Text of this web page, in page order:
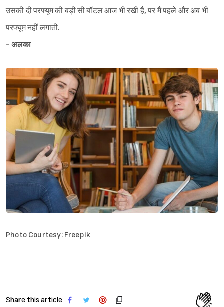
उसकी दी परफ्यूम की बड़ी सी बॉटल आज भी रखी है, पर मैं पहले और अब भी
परफ्यूम नहीं लगाती.
- अलका
Photo Courtesy: Freepik
Share this article